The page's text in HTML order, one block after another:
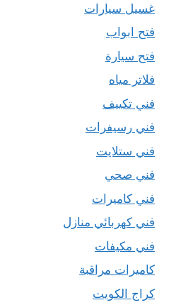
غسيل سيارات
فتح ابواب
فتح سيارة
فلاتر مياه
فني تكييف
فني رسيفرات
فني ستلايت
فني صحي
فني كاميرات
فني كهربائي منازل
فني مكيفات
كاميرات مراقبة
كراج الكويت